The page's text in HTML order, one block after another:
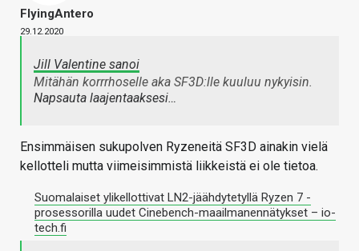
FlyingAntero
29.12.2020
Jill Valentine sanoi
Mitähän korrrhoselle aka SF3D:lle kuuluu nykyisin.
Napsauta laajentaaksesi…
Ensimmäisen sukupolven Ryzeneitä SF3D ainakin vielä
kellotteli mutta viimeisimmistä liikkeistä ei ole tietoa.
Suomalaiset ylikellottivat LN2-jäähdytetyllä Ryzen 7 -
prosessorilla uudet Cinebench-maailmanennätykset – io-
tech.fi